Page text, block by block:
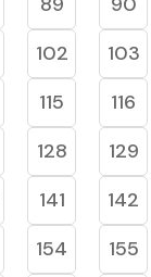
102
103
115
116
128
129
141
142
154
155